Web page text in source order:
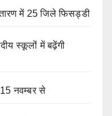
में 25 जिले फिसड्डी
स्कूलों में बढ़ेंगी
नवम्बर से